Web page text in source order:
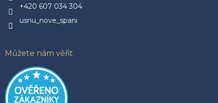
+420 607 034 304
usnu_nove_spani
Můžete nám věřit